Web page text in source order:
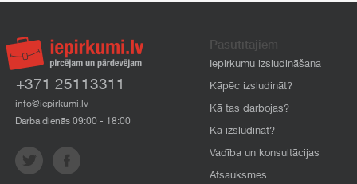
+371 25113311
info@iepirkumi.lv
Darba dienās 09:00 - 18:00
Pasūtītājiem
Iepirkumu izsludināšana
Kāpēc izsludināt?
Kā tas darbojas?
Kā izsludināt?
Vadība un konsultācijas
Atsauksmes